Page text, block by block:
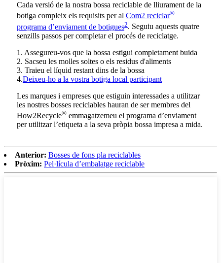
Cada versió de la nostra bossa reciclable de lliurament de la
botiga compleix els requisits per al Com2 reciclar®
programa d’enviament de botigues2. Seguiu aquests quatre
senzills passos per completar el procés de reciclatge.
1. Assegureu-vos que la bossa estigui completament buida
2. Sacseu les molles soltes o els residus d'aliments
3. Traieu el líquid restant dins de la bossa
4.Deixeu-ho a la vostra botiga local participant
Les marques i empreses que estiguin interessades a utilitzar
les nostres bosses reciclables hauran de ser membres del
How2Recycle® emmagatzemeu el programa d’enviament
per utilitzar l’etiqueta a la seva pròpia bossa impresa a mida.
Anterior: Bosses de fons pla reciclables
Pròxim: Pel·lícula d’embalatge reciclable